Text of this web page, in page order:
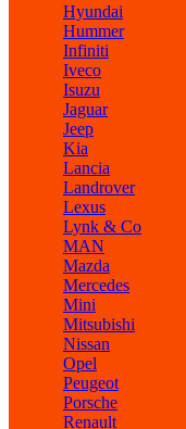
Hyundai
Hummer
Infiniti
Iveco
Isuzu
Jaguar
Jeep
Kia
Lancia
Landrover
Lexus
Lynk & Co
MAN
Mazda
Mercedes
Mini
Mitsubishi
Nissan
Opel
Peugeot
Porsche
Renault